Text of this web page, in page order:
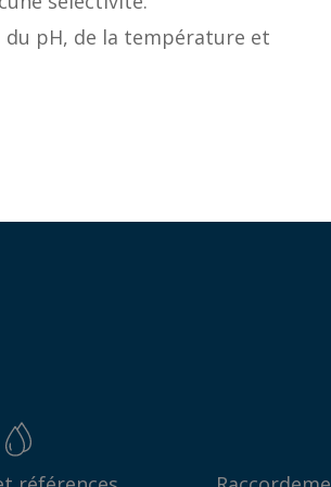
du pH, de la température et